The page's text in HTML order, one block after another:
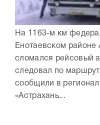
На 1163-м км
Енотаевском районе
сломался рейсовый
следовал по
сообщили в
«Астрахань...